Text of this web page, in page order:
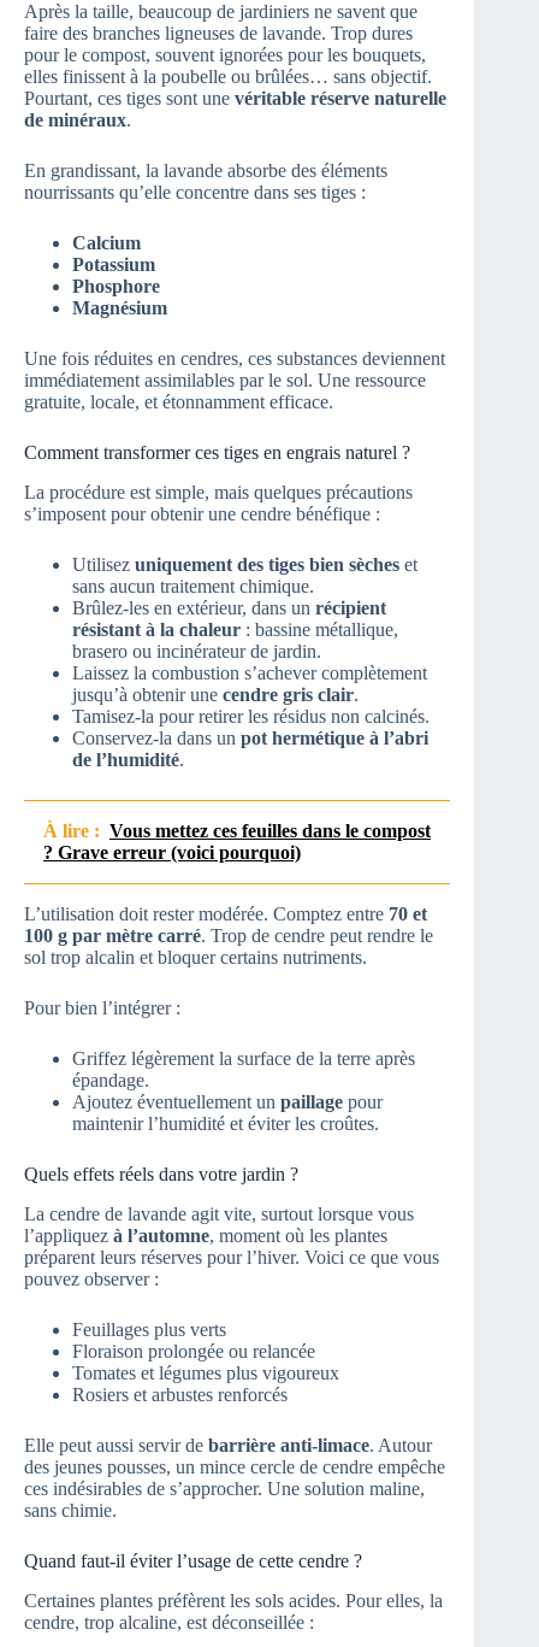
Après la taille, beaucoup de jardiniers ne savent que
faire des branches ligneuses de lavande. Trop dures
pour le compost, souvent ignorées pour les bouquets,
elles finissent à la poubelle ou brûlées… sans objectif.
Pourtant, ces tiges sont une véritable réserve naturelle
de minéraux.
En grandissant, la lavande absorbe des éléments
nourrissants qu’elle concentre dans ses tiges :
Calcium
Potassium
Phosphore
Magnésium
Une fois réduites en cendres, ces substances deviennent
immédiatement assimilables par le sol. Une ressource
gratuite, locale, et étonnamment efficace.
Comment transformer ces tiges en engrais naturel ?
La procédure est simple, mais quelques précautions
s’imposent pour obtenir une cendre bénéfique :
Utilisez uniquement des tiges bien sèches et
sans aucun traitement chimique.
Brûlez-les en extérieur, dans un récipient
résistant à la chaleur : bassine métallique,
brasero ou incinérateur de jardin.
Laissez la combustion s’achever complètement
jusqu’à obtenir une cendre gris clair.
Tamisez-la pour retirer les résidus non calcinés.
Conservez-la dans un pot hermétique à l’abri
de l’humidité.
À lire : Vous mettez ces feuilles dans le compost
? Grave erreur (voici pourquoi)
L’utilisation doit rester modérée. Comptez entre 70 et
100 g par mètre carré. Trop de cendre peut rendre le
sol trop alcalin et bloquer certains nutriments.
Pour bien l’intégrer :
Griffez légèrement la surface de la terre après
épandage.
Ajoutez éventuellement un paillage pour
maintenir l’humidité et éviter les croûtes.
Quels effets réels dans votre jardin ?
La cendre de lavande agit vite, surtout lorsque vous
l’appliquez à l’automne, moment où les plantes
préparent leurs réserves pour l’hiver. Voici ce que vous
pouvez observer :
Feuillages plus verts
Floraison prolongée ou relancée
Tomates et légumes plus vigoureux
Rosiers et arbustes renforcés
Elle peut aussi servir de barrière anti-limace. Autour
des jeunes pousses, un mince cercle de cendre empêche
ces indésirables de s’approcher. Une solution maline,
sans chimie.
Quand faut-il éviter l’usage de cette cendre ?
Certaines plantes préfèrent les sols acides. Pour elles, la
cendre, trop alcaline, est déconseillée :